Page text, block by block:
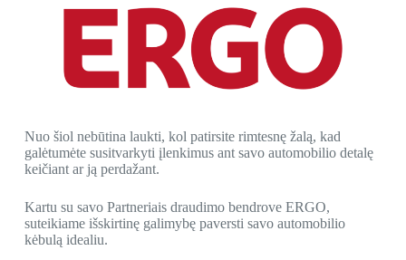
Nuo šiol nebūtina laukti, kol patirsite rimtesnę žalą, kad
galėtumėte susitvarkyti įlenkimus ant savo automobilio detalę
keičiant ar ją perdažant.
Kartu su savo Partneriais draudimo bendrove ERGO,
suteikiame išskirtinę galimybę paversti savo automobilio
kėbulą idealiu.